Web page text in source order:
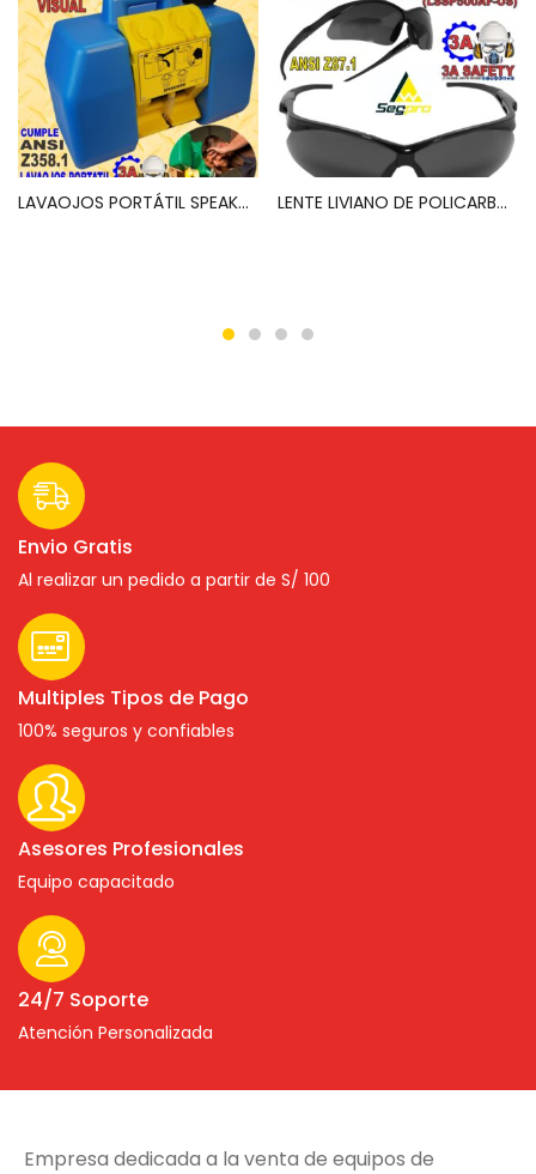
LAVAOJOS PORTÁTIL SPEAKMAN SE-4400 GRAVITYFLO CAP. 9 GLN. (ANSI/ISEA Z358. 1) (NO INCLUYE SOLUCIONES BACTERICIDA) LENTE LIVIANO DE POLICARBONATO MODELO ERGONOMICO RESISTENTE A IMPACTOS, ANTI RAYADURA Y ANTI FOG, CON FILTRO 99.9% UV MODELO SP500AF LUNA OSCURA (LSSP500AF-OS) SEGPRO
Envio Gratis
Al realizar un pedido a partir de S/ 100
Multiples Tipos de Pago
100% seguros y confiables
Asesores Profesionales
Equipo capacitado
24/7 Soporte
Atención Personalizada
Empresa dedicada a la venta de equipos de